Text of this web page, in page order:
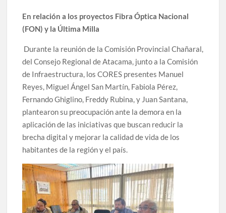
En relación a los proyectos Fibra Óptica Nacional
(FON) y la Última Milla
Durante la reunión de la Comisión Provincial Chañaral,
del Consejo Regional de Atacama, junto a la Comisión
de Infraestructura, los CORES presentes Manuel
Reyes, Miguel Ángel San Martín, Fabiola Pérez,
Fernando Ghiglino, Freddy Rubina, y Juan Santana,
plantearon su preocupación ante la demora en la
aplicación de las iniciativas que buscan reducir la
brecha digital y mejorar la calidad de vida de los
habitantes de la región y el país.